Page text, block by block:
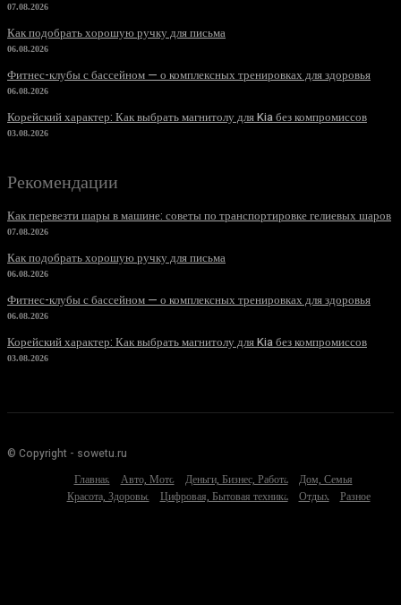
07.08.2026
Как подобрать хорошую ручку для письма
06.08.2026
Фитнес-клубы с бассейном — о комплексных тренировках для здоровья
06.08.2026
Корейский характер: Как выбрать магнитолу для Kia без компромиссов
03.08.2026
Рекомендации
Как перевезти шары в машине: советы по транспортировке гелиевых шаров
07.08.2026
Как подобрать хорошую ручку для письма
06.08.2026
Фитнес-клубы с бассейном — о комплексных тренировках для здоровья
06.08.2026
Корейский характер: Как выбрать магнитолу для Kia без компромиссов
03.08.2026
© Copyright - sowetu.ru
Главная
Авто, Мото Деньги, Бизнес, Работа
Дом, Семья
Красота, Здоровье
Цифровая, Бытовая техника Отдых Разное